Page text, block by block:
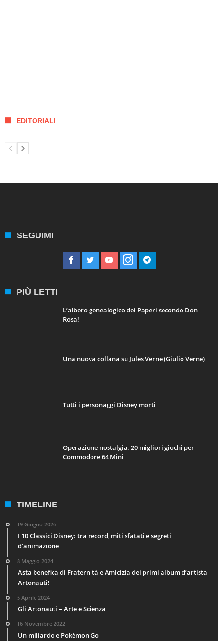
EDITORIALI
SEGUIMI
PIÙ LETTI
L’albero genealogico dei Paperi secondo Don
Rosa!
Una nuova collana su Jules Verne (Giulio Verne)
Tutti i personaggi Disney morti
Operazione nostalgia: 20 migliori giochi per
Commodore 64 Mini
TIMELINE
19 Giugno 2026
I 10 Classici Disney: tra record, miti sfatati e segreti
d’animazione
8 Maggio 2024
Asta benefica di Fraternità e Amicizia dei primi album d’artista
Artonauti!
5 Aprile 2024
Gli Artonauti – Arte e Scienza
16 Novembre 2022
Un miliardo e Pokémon Go